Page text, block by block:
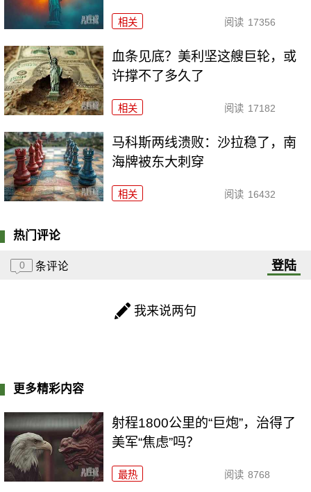
相关 阅读 17356
血条见底？美利坚这艘巨轮，或
许撑不了多久了
相关 阅读 17182
马科斯两线溃败：沙拉稳了，南
海牌被东大刺穿
相关 阅读 16432
热门评论
0 条评论 登陆
我来说两句
更多精彩内容
射程1800公里的“巨炮”，治得了
美军“焦虑”吗？
最热 阅读 8768